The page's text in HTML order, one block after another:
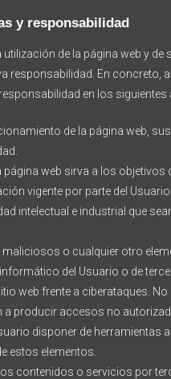
y responsabilidad
utilización de la página web y
responsabilidad. En concreto,
en los siguientes
de la página web,
página web sirva a los objetivos
vigente por parte del
intelectual e industrial que
maliciosos o cualquier otro
del Usuario o de
web frente a ciberataques.
a producir accesos no
disponer de herramientas
estos elementos.
contenidos o servicios por